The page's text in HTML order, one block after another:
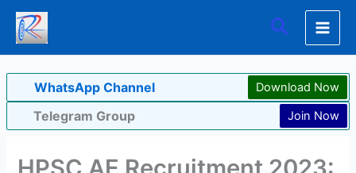
Skip
content
Search
WhatsApp Channel Download Now
Telegram Group Join Now